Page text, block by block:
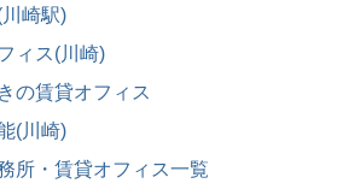
崎駅)
ィス(川崎)
の賃貸オフィス
(川崎)
所・賃貸オフィス一覧